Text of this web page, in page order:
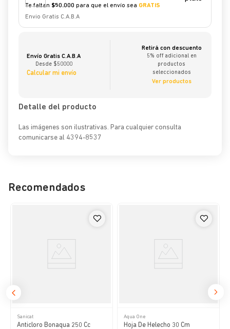
Te faltan $50.000 para que el envío sea GRATIS
Envio Gratis C.A.B.A
Envío Gratis C.A.B.A
Desde $50000
Calcular mi envío
Retirá con descuento
5% off adicional en
productos
seleccionados
Ver productos
Detalle del producto
Las imágenes son ilustrativas. Para cualquier consulta
comunicarse al 4394-8537
Recomendados
Sanicat
Anticloro Bonaqua 250 Cc
Aqua One
Hoja De Helecho 30 Cm